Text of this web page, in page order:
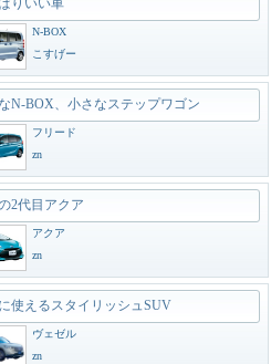
りいい車
N-BOX
こすげー
N-BOX、小さなステップワゴン
フリード
zn
2代目アクア
アクア
zn
使えるスタイリッシュSUV
ヴェゼル
zn